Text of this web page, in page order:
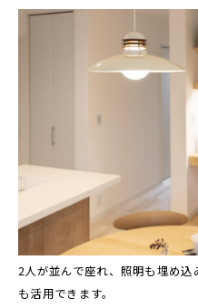
2人が並んで座れ、照明も埋め
も活用できます。